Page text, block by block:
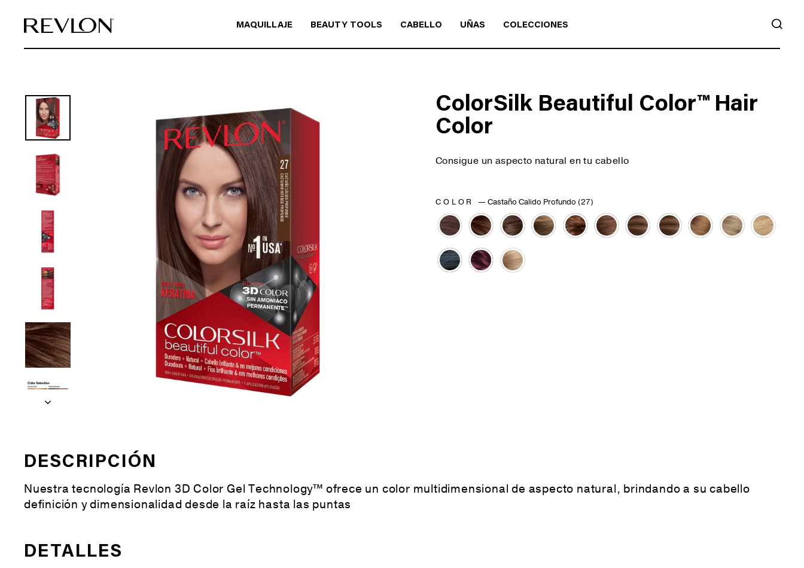
MAQUILLAJE BEAUTY TOOLS CABELLO UÑAS COLECCIONES
ColorSilk Beautiful Color™ Hair
Color
Consigue un aspecto natural en tu cabello
COLOR—Castaño Calido Profundo (27)
DESCRIPCIÓN
Nuestra tecnología Revlon 3D Color Gel Technology™ ofrece un color multidimensional de aspecto natural, brindando a su cabello
definición y dimensionalidad desde la raíz hasta las puntas
DETALLES